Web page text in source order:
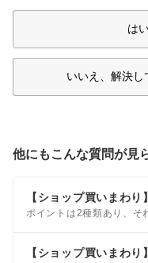
は
いいえ、解決し
他にもこんな質問が見
【ショップ買いまわ